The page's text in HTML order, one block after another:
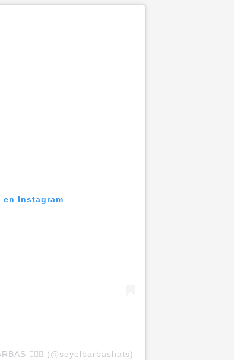
Instagram
🧔🏻‍♂️ (@soyelbarbashats)